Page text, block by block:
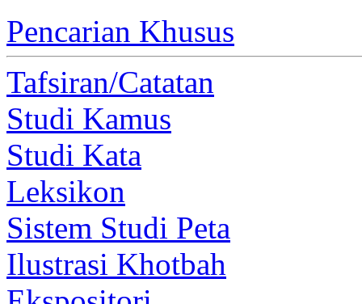
Pencarian Khusus
Tafsiran/Catatan
Studi Kamus
Studi Kata
Leksikon
Sistem Studi Peta
Ilustrasi Khotbah